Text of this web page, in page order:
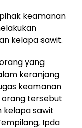
keamanan
kelapa sawit.
yang
keranjang
keamanan
tersebut
kelapa sawit
Ipda